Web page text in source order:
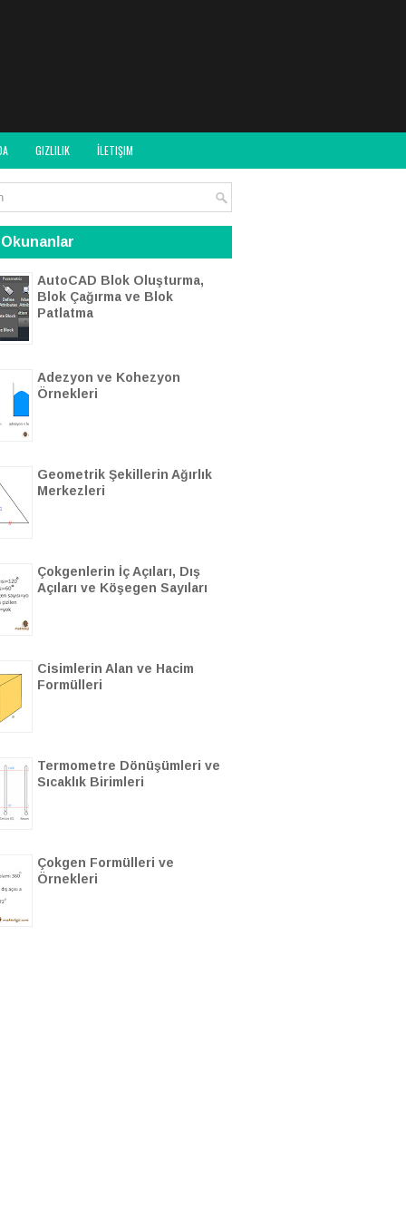
GIZLILIK İLETIŞIM
AutoCAD Blok Oluşturma,
Blok Çağırma ve Blok
Patlatma
Adezyon ve Kohezyon
Örnekleri
Geometrik Şekillerin Ağırlık
Merkezleri
Çokgenlerin İç Açıları, Dış
Açıları ve Köşegen Sayıları
Cisimlerin Alan ve Hacim
Formülleri
Termometre Dönüşümleri ve
Sıcaklık Birimleri
Çokgen Formülleri ve
Örnekleri